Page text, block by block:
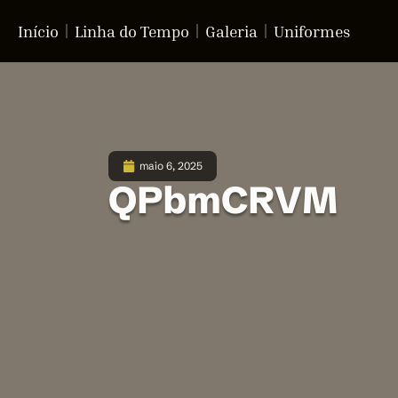
Início Linha do Tempo Galeria Uniformes
maio 6, 2025
QPbmCRVM